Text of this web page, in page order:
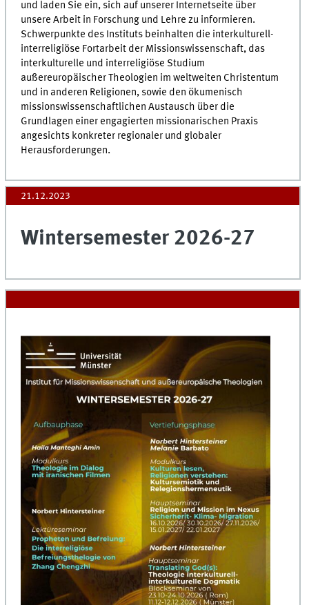
und laden Sie ein, sich auf unserer Internetseite über
unsere Arbeit in Forschung und Lehre zu informieren.
Schwerpunkte des Instituts beinhalten die interkulturell-
interreligiöse Fortarbeit der Missionswissenschaft, das
interkulturelle und interreligiöse Studium
außereuropäischer Theologien im weltweiten Christentum
und in anderen Religionen, sowie den ökumenisch
missionswissenschaftlichen Austausch über die
Grundlagen einer engagierten missionarischen Praxis
angesichts konkreter regionaler und globaler
Herausforderungen.
21.12.2023
Wintersemester 2026-27